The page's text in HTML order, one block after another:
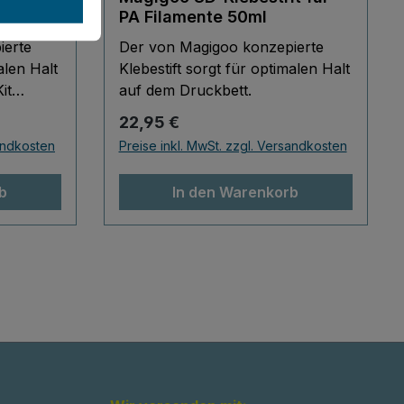
den Rändern der Druckplatte
Halt
PA,
PA Filamente 50ml
Der von Magigoo konzepierte
Klebestift sorgt für optimalen Halt
auf dem Druckbett.
Regulärer Preis:
22,95 €
Preise inkl. MwSt. zzgl. Versandkosten
In den Warenkorb